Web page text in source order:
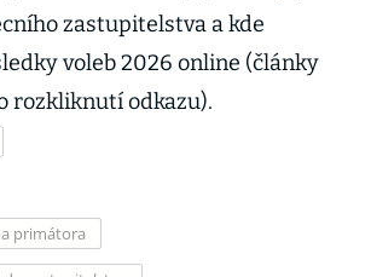
zastupitelstva a kde
voleb 2026 online (články
rozkliknutí odkazu).
primátora